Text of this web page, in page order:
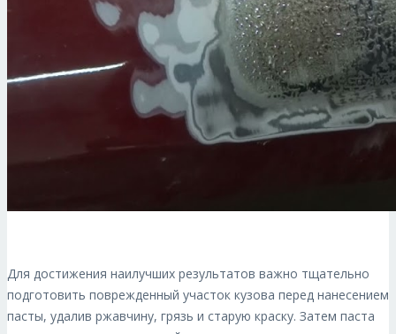
Для достижения наилучших результатов важно тщательно
подготовить поврежденный участок кузова перед нанесением
пасты, удалив ржавчину, грязь и старую краску. Затем паста